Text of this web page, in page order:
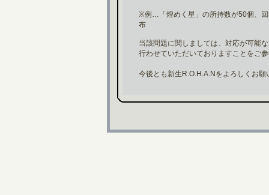
※例…「煌めく星」の所持数が50個、
布
当該問題に関しましては、対応が可能
行わせていただいておりますことをご
今後とも新生R.O.H.A.Nをよろしくお願